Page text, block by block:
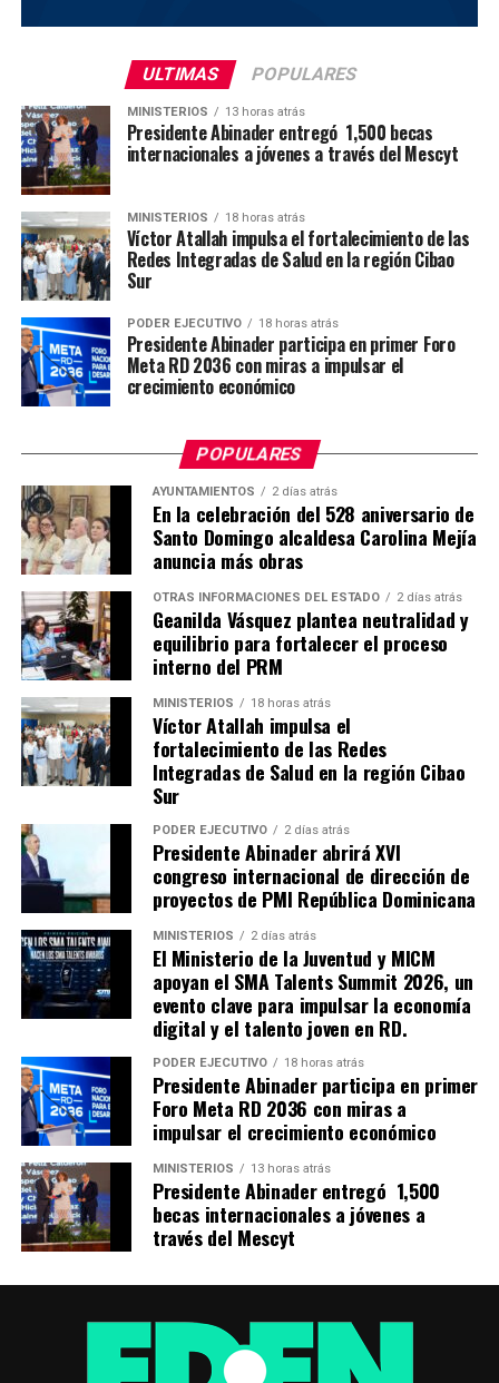
ULTIMAS POPULARES
MINISTERIOS 13 horas atrás
Presidente Abinader entregó 1,500 becas
internacionales a jóvenes a través del Mescyt
MINISTERIOS 18 horas atrás
Víctor Atallah impulsa el fortalecimiento de las
Redes Integradas de Salud en la región Cibao
Sur
PODER EJECUTIVO 18 horas atrás
Presidente Abinader participa en primer Foro
Meta RD 2036 con miras a impulsar el
crecimiento económico
POPULARES
AYUNTAMIENTOS 2 días atrás
En la celebración del 528 aniversario de
Santo Domingo alcaldesa Carolina Mejía
anuncia más obras
OTRAS INFORMACIONES DEL ESTADO 2 días atrás
Geanilda Vásquez plantea neutralidad y
equilibrio para fortalecer el proceso
interno del PRM
MINISTERIOS 18 horas atrás
Víctor Atallah impulsa el
fortalecimiento de las Redes
Integradas de Salud en la región Cibao
Sur
PODER EJECUTIVO 2 días atrás
Presidente Abinader abrirá XVI
congreso internacional de dirección de
proyectos de PMI República Dominicana
MINISTERIOS 2 días atrás
El Ministerio de la Juventud y MICM
apoyan el SMA Talents Summit 2026, un
evento clave para impulsar la economía
digital y el talento joven en RD.
PODER EJECUTIVO 18 horas atrás
Presidente Abinader participa en primer
Foro Meta RD 2036 con miras a
impulsar el crecimiento económico
MINISTERIOS 13 horas atrás
Presidente Abinader entregó 1,500
becas internacionales a jóvenes a
través del Mescyt